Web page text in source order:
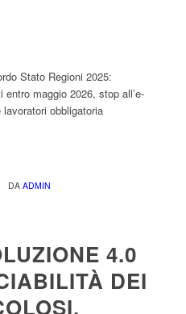
Stato Regioni 2025:
maggio 2026, stop all’e-
obbligatoria
DA ADMIN
4.0
DEI